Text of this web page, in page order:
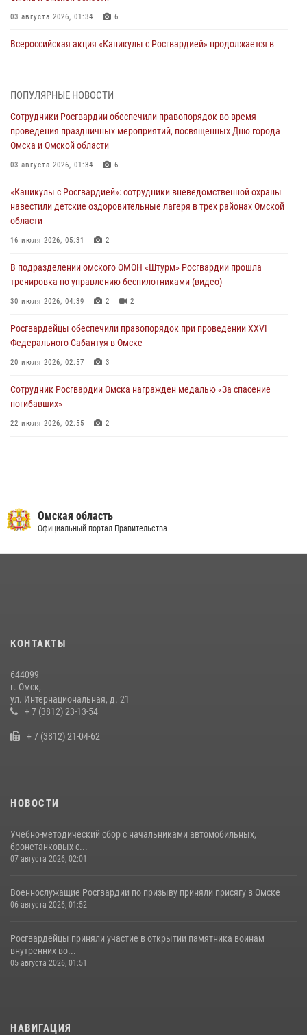
03 августа 2026, 01:34 6
Всероссийская акция «Каникулы с Росгвардией» продолжается в
тренировка по управлению беспилотниками (видео)
30 июля 2026, 04:39 2
Росгвардия обеспечила безопасность уникального передвижного
29 июля 2026, 01:49
Росгвардейцы приняли участие в крестном ходе в День крещения
Руси в Омске
При содействии спецназа Росгвардии пресечены нарушения
миграционного законодательства в Омске (видео)
ПОПУЛЯРНЫЕ НОВОСТИ
Сотрудники Росгвардии обеспечили правопорядок во время
проведения праздничных мероприятий, посвященных Дню города
Омска и Омской области
03 августа 2026, 01:34 6
«Каникулы с Росгвардией»: сотрудники вневедомственной охраны
навестили детские оздоровительные лагеря в трех районах Омской
области
16 июля 2026, 05:31 2
В подразделении омского ОМОН «Штурм» Росгвардии прошла
тренировка по управлению беспилотниками (видео)
30 июля 2026, 04:39 2 2
Росгвардейцы обеcпечили правопорядок при проведении XXVI
Федерального Сабантуя в Омске
20 июля 2026, 02:57 3
Сотрудник Росгвардии Омска награжден медалью «За спасение
погибавших»
22 июля 2026, 02:55 2
Росгвардия обеспечила безопасность уникального передвижного
музея «Поезд Победы» в Омске
пилотирования БПЛА в Омске
Росгвардия подвела итоги добровольной сдачи оружия в Омской
области
Омская область
Официальный портал Правительства
КОНТАКТЫ
644099
г. Омск,
ул. Интернациональная, д. 21
+ 7 (3812) 23-13-54
+ 7 (3812) 21-04-62
НОВОСТИ
Учебно-методический сбор с начальниками автомобильных,
бронетанковых с...
07 августа 2026, 02:01
Военнослужащие Росгвардии по призыву приняли присягу в Омске
06 августа 2026, 01:52
Росгвардейцы приняли участие в открытии памятника воинам
внутренних во...
05 августа 2026, 01:51
НАВИГАЦИЯ